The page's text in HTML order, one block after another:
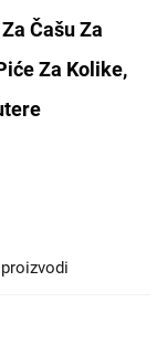
Čašu Za
Za Kolike,